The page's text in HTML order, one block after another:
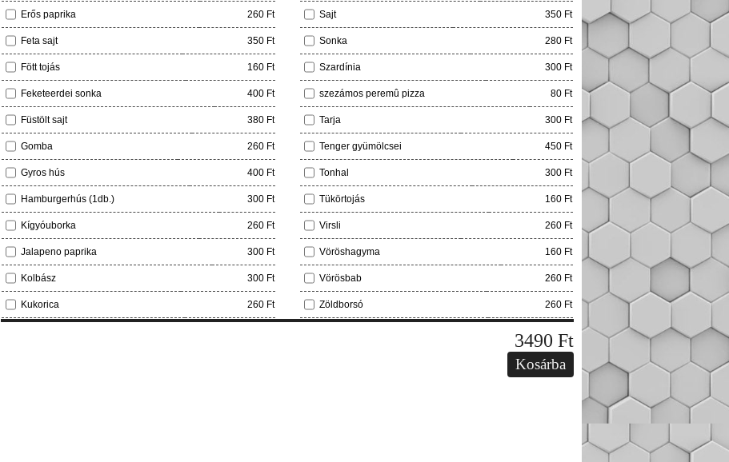
Erős paprika 260 Ft
Feta sajt 350 Ft
Fött tojás 160 Ft
Feketeerdei sonka 400 Ft
Füstölt sajt 380 Ft
Gomba 260 Ft
Gyros hús 400 Ft
Hamburgerhús (1db.) 300 Ft
Kígyóuborka 260 Ft
Jalapeno paprika 300 Ft
Kolbász 300 Ft
Kukorica 260 Ft
Sajt 350 Ft
Sonka 280 Ft
Szardínia 300 Ft
szezámos peremû pizza 80 Ft
Tarja 300 Ft
Tenger gyümölcsei 450 Ft
Tonhal 300 Ft
Tükörtojás 160 Ft
Virsli 260 Ft
Vöröshagyma 160 Ft
Vörösbab 260 Ft
Zöldborsó 260 Ft
3490 Ft